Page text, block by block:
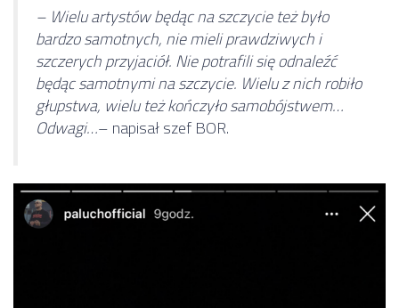
– Wielu artystów będąc na szczycie też było
bardzo samotnych, nie mieli prawdziwych i
szczerych przyjaciół. Nie potrafili się odnaleźć
będąc samotnymi na szczycie. Wielu z nich robiło
głupstwa, wielu też kończyło samobójstwem…
Odwagi…– napisał szef BOR.